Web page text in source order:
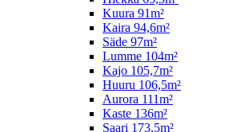
Kuura 91m²
Kaira 94,6m²
Säde 97m²
Lumme 104m²
Kajo 105,7m²
Huuru 106,5m²
Aurora 111m²
Kaste 136m²
Saari 173,5m²